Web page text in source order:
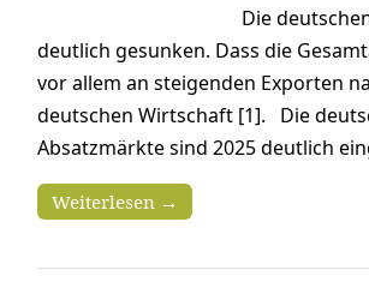
Die
deutlich gesunken. Dass die
vor allem an steigenden Exporten
deutschen Wirtschaft [1]. Die
Absatzmärkte sind 2025 deutlich
Weiterlesen →